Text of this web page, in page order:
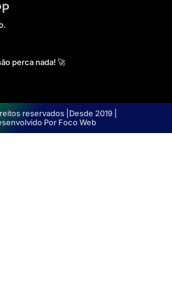
perca nada! 🚀
reservados | Desde 2019 |
Por Foco Web